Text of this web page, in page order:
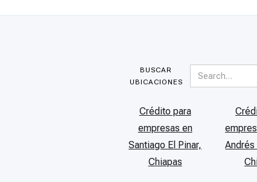
BUSCAR
UBICACIONES
Crédito para
empresas en
Santiago El Pinar,
Chiapas
Andrés